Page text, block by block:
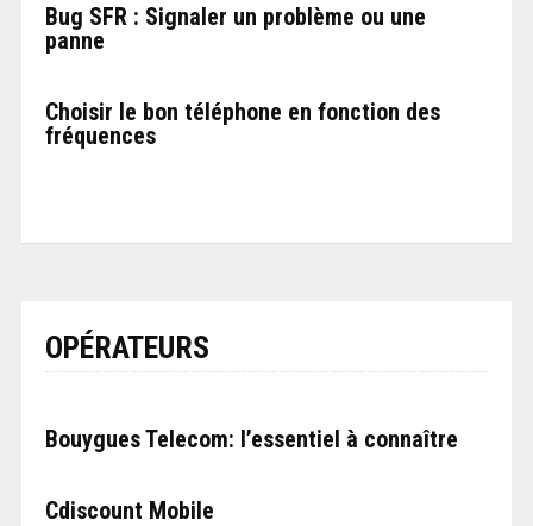
Bug SFR : Signaler un problème ou une
panne
Choisir le bon téléphone en fonction des
fréquences
OPÉRATEURS
Bouygues Telecom: l’essentiel à connaître
Cdiscount Mobile